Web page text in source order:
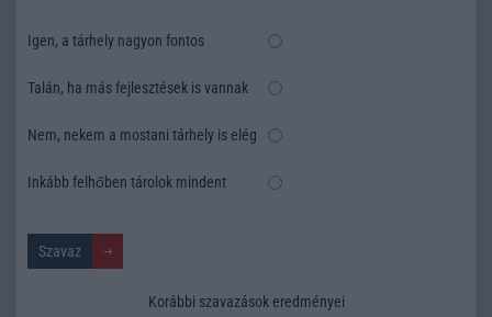
Igen, a tárhely nagyon fontos
Talán, ha más fejlesztések is vannak
Nem, nekem a mostani tárhely is elég
Inkább felhőben tárolok mindent
Korábbi szavazások eredményei